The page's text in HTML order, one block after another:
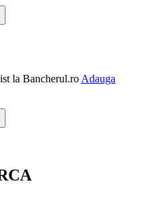
la Bancherul.ro Adauga